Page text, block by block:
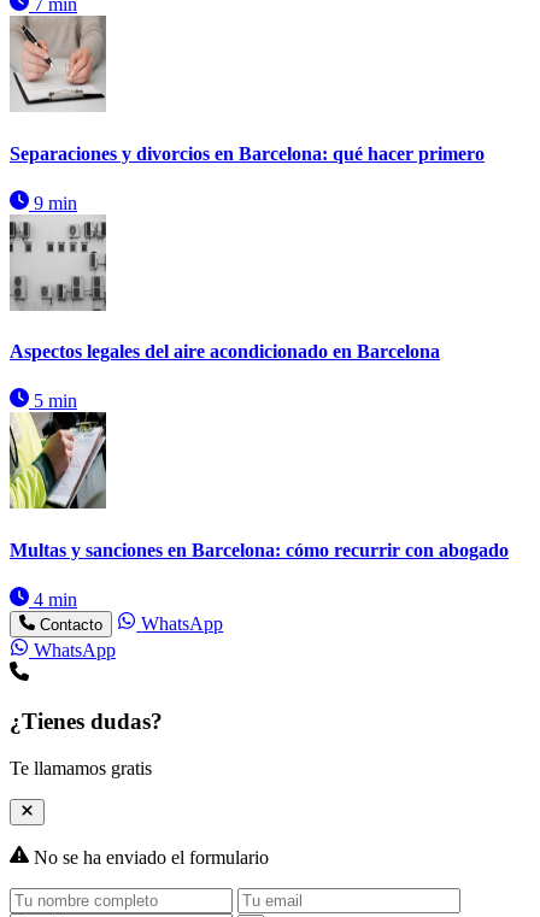
7 min
Separaciones y divorcios en Barcelona: qué hacer primero
9 min
Aspectos legales del aire acondicionado en Barcelona
5 min
Multas y sanciones en Barcelona: cómo recurrir con abogado
4 min
Contacto
WhatsApp
WhatsApp
¿Tienes dudas?
Te llamamos gratis
No se ha enviado el formulario